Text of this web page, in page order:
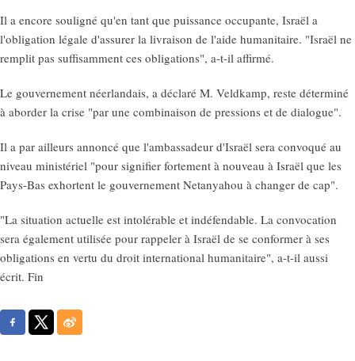
Il a encore souligné qu'en tant que puissance occupante, Israël a
l'obligation légale d'assurer la livraison de l'aide humanitaire. "Israël ne
remplit pas suffisamment ces obligations", a-t-il affirmé.
Le gouvernement néerlandais, a déclaré M. Veldkamp, reste déterminé
à aborder la crise "par une combinaison de pressions et de dialogue".
Il a par ailleurs annoncé que l'ambassadeur d'Israël sera convoqué au
niveau ministériel "pour signifier fortement à nouveau à Israël que les
Pays-Bas exhortent le gouvernement Netanyahou à changer de cap".
"La situation actuelle est intolérable et indéfendable. La convocation
sera également utilisée pour rappeler à Israël de se conformer à ses
obligations en vertu du droit international humanitaire", a-t-il aussi
écrit. Fin